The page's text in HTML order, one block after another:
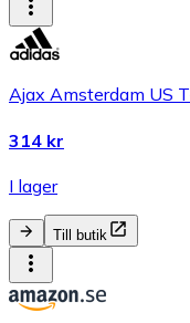
Ajax Amsterdam US
314 kr
I lager
Till butik